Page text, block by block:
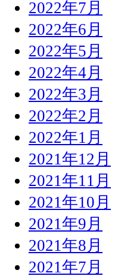
2022年7月
2022年6月
2022年5月
2022年4月
2022年3月
2022年2月
2022年1月
2021年12月
2021年11月
2021年10月
2021年9月
2021年8月
2021年7月